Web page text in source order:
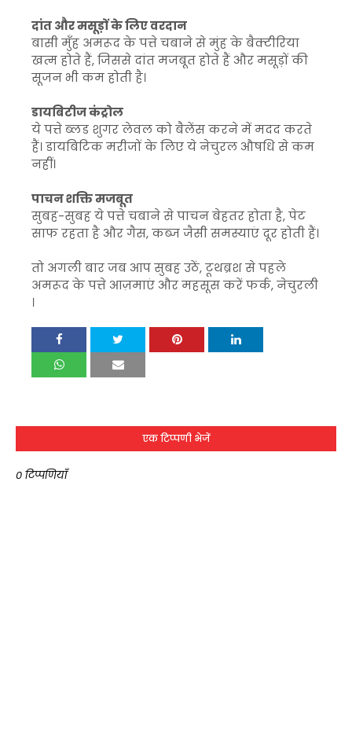
दांत और मसूड़ों के लिए वरदान
बासी मुँह अमरूद के पत्ते चबाने से मुंह के बैक्टीरिया
खत्म होते हैं, जिससे दांत मजबूत होते हैं और मसूड़ों की
सूजन भी कम होती है।
डायबिटीज कंट्रोल
ये पत्ते ब्लड शुगर लेवल को बैलेंस करने में मदद करते
हैं। डायबिटिक मरीजों के लिए ये नेचुरल औषधि से कम
नहीं।
पाचन शक्ति मजबूत
सुबह-सुबह ये पत्ते चबाने से पाचन बेहतर होता है, पेट
साफ रहता है और गैस, कब्ज जैसी समस्याएं दूर होती हैं।
तो अगली बार जब आप सुबह उठें, टूथब्रश से पहले
अमरूद के पत्ते आज़माएं और महसूस करें फर्क, नेचुरली
।
एक टिप्पणी भेजें
0 टिप्पणियाँ